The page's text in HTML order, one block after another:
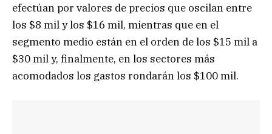
efectúan por valores de precios que oscilan entre
los $8 mil y los $16 mil, mientras que en el
segmento medio están en el orden de los $15 mil a
$30 mil y, finalmente, en los sectores más
acomodados los gastos rondarán los $100 mil.